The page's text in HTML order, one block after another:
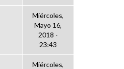
Miércoles,
Mayo 16,
2018 -
23:43
Miércoles,